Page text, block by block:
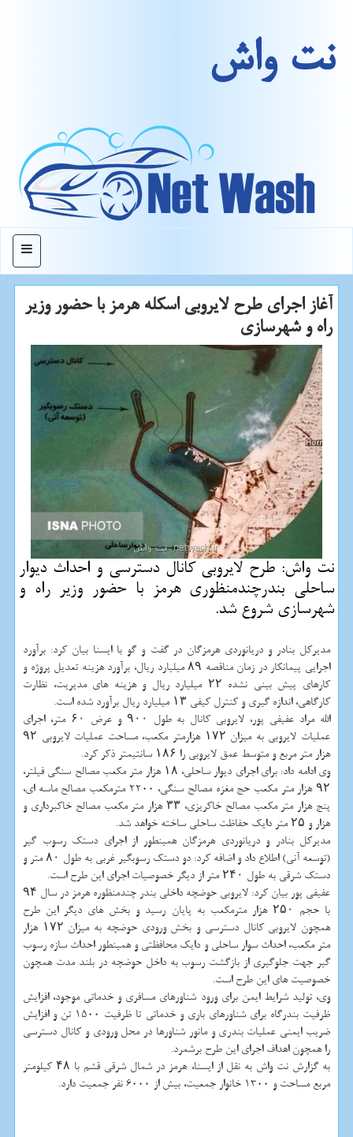
نت واش
منو
آغاز اجرای طرح لایروبی اسكله هرمز با حضور وزیر
راه و شهرسازی
نت واش: طرح لایروبی كانال دسترسی و احداث دیوار
ساحلی بندرچندمنظوری هرمز با حضور وزیر راه و
شهرسازی شروع شد.
مدیركل بنادر و دریانوردی هرمزگان در گفت و گو با ایسنا بیان كرد: برآورد
اجرایی پیمانكار در زمان مناقصه ۸۹ میلیارد ریال، برآورد هزینه تعدیل پروژه و
كارهای پیش بینی نشده ۲۲ میلیارد ریال و هزینه های مدیریت، نظارت
كارگاهی، اندازه گیری و كنترل كیفی ۱۳ میلیارد ریال برآورد شده است.
الله مراد عفیفی پور، لایروبی كانال به طول ۹۰۰ و عرض ۶۰ متر، اجرای
عملیات لایروبی به میزان ۱۷۲ هزارمتر مكعب، مساحت عملیات لایروبی ۹۲
هزار متر مربع و متوسط عمق لایروبی را ۱۸۶ سانتیمتر ذكر كرد.
وی ادامه داد: برای اجرای دیوار ساحلی، ۱۸ هزار متر مكعب مصالح سنگی فیلتر،
۹۲ هزار متر مكعب حج مغزه مصالح سنگی، 2200 مترمكعب مصالح ماسه ای،
پنج هزار متر مكعب مصالح خاكریزی، ۳۳ هزار متر مكعب مصالح خاكبرداری و
هزار و ۲۵ متر دایك حفاظت ساحلی ساخته خواهد شد.
مدیركل بنادر و دریانوردی هرمزگان همینطور از اجرای دستك رسوب گیر
(توسعه آنی) اطلاع داد و اضافه كرد: دو دستك رسوبگیر غربی به طول ۸۰ متر و
دستك شرقی به طول ۲۴۰ متر از دیگر خصوصیات اجرای این طرح است.
عفیفی پور بیان كرد: لایروبی حوضچه داخلی بندر چندمنظوره هرمز در سال ۹۴
با حجم ۲۵۰ هزار مترمكعب به پایان رسید و بخش های دیگر این طرح
همچون لایروبی كانال دسترسی و بخش ورودی حوضچه به میزان ۱۷۲ هزار
متر مكعب، احداث سوار ساحلی و دایك محافظتی و همینطور احداث سازه رسوب
گیر جهت جلوگیری از بازگشت رسوب به داخل حوضچه در بلند مدت همچون
خصوصیت های این طرح است.
وی، تولید شرایط ایمن برای ورود شناورهای مسافری و خدماتی موجود، افزایش
ظرفیت بندرگاه برای شناورهای باری و خدماتی تا ظرفیت 1500 تن و افزایش
ضریب ایمنی عملیات بندری و مانور شناورها در محل ورودی و كانال دسترسی
را همچون اهداف اجرای این طرح برشمرد.
به گزارش نت واش به نقل از ایسنا، هرمز در شمال شرقی قشم با ۴۸ كیلومتر
مربع مساحت و 1300 خانوار جمعیت، بیش از 6000 نفر جمعیت دارد.